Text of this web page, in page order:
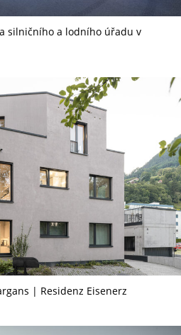
silničního a lodního úřadu v
| Residenz Eisenerz